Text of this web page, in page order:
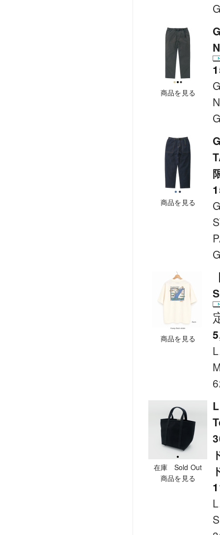
商品を見る
商品を見る
商品を見る
在庫 Sold Out
商品を見る